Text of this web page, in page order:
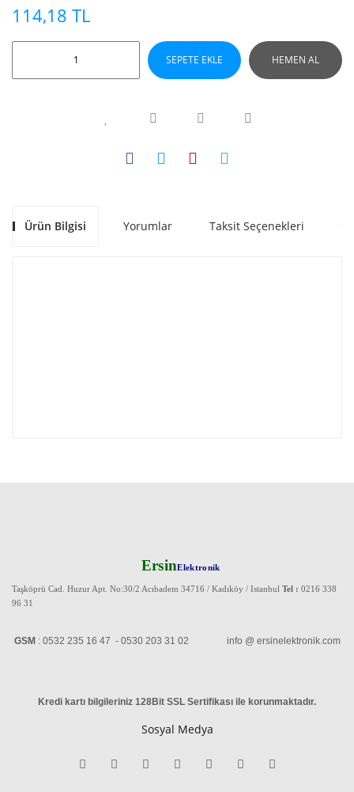
114,18 TL
SEPETE EKLE HEMEN AL
Ürün Bilgisi Yorumlar Taksit Seçenekleri
ErsinElektronik
Taşköprü Cad. Huzur Apt. No:30/2 Acıbadem 34716 / Kadıköy / Istanbul Tel : 0216 338
96 31
GSM : 0532 235 16 47 - 0530 203 31 02 info @ ersinelektronik.com
Kredi kartı bilgileriniz 128Bit SSL Sertifikası ile korunmaktadır.
Sosyal Medya